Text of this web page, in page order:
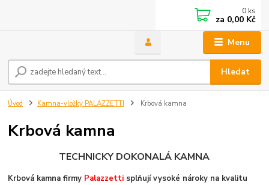
Menu
Hledat
0 ks
za 0,00 Kč
Úvod Kamna-vložky PALAZZETTI Krbová kamna
Krbová kamna
TECHNICKY DOKONALÁ KAMNA
Krbová kamna firmy Palazzetti splňují vysoké nároky na kvalitu